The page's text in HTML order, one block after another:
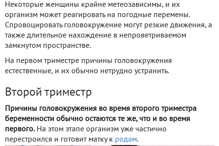
Некоторые женщины крайне метеозависимы, и их
организм может реагировать на погодные перемены.
Спровоцировать головокружение могут резкие движения, а
также длительное нахождение в непроветриваемом
замкнутом пространстве.
На первом триместре причины головокружения
естественные, и их обычно нетрудно устранить.
Второй триместр
Причины головокружения во время второго триместра
беременности обычно остаются те же, что и во время
первого.На этом этапе организм уже частично
перестроился и готовит матку к родам.